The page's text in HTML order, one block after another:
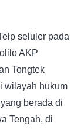
seluler pada
AKP
Tongtek
wilayah hukum
berada di
Tengah, di